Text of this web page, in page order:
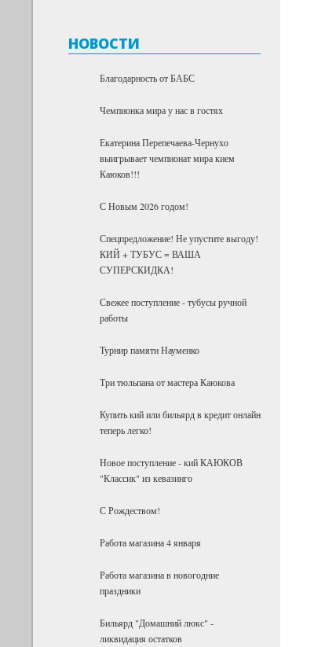
НОВОСТИ
Благодарность от БАБС
Чемпионка мира у нас в гостях
Екатерина Перепечаева-Чернухо
выигрывает чемпионат мира кием
Каюков!!!
С Новым 2026 годом!
Спецпредложение! Не упустите выгоду!
КИЙ + ТУБУС = ВАША
СУПЕРСКИДКА!
Свежее поступление - тубусы ручной
работы
Турнир памяти Науменко
Три тюльпана от мастера Каюкова
Купить кий или бильярд в кредит онлайн
теперь легко!
Новое поступление - кий КАЮКОВ
"Классик" из кевазинго
С Рождеством!
Работа магазина 4 января
Работа магазина в новогодние
праздники
Бильярд "Домашний люкс" -
ликвидация остатков